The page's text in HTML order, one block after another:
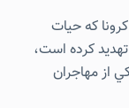
كوويد-19 و دوران کرونا كه حيات
تهديد كرده است،
از مهاجران